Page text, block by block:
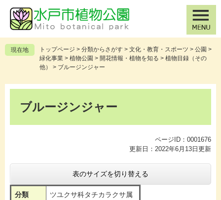
の
先
頭
ー
を
飛
現在地 トップページ > 分類からさがす > 文化・教育・スポーツ > 公園 >
緑化事業 > 植物公園 > 開花情報・植物を知る > 植物目録（その
他）
> ブルージンジャー
ブルージンジャー
ページID：0001676
更新日：2022年6月13日更新
表のサイズを切り替える
分類 ツユクサ科タチカラクサ属